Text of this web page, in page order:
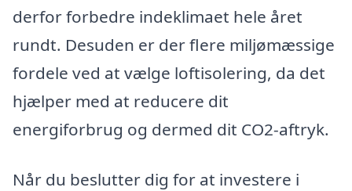
derfor forbedre indeklimaet hele året
rundt. Desuden er der flere miljømæssige
fordele ved at vælge loftisolering, da det
hjælper med at reducere dit
energiforbrug og dermed dit CO2-aftryk.
Når du beslutter dig for at investere i